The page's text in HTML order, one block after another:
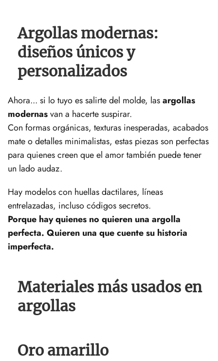
Argollas modernas:
diseños únicos y
personalizados
Ahora... si lo tuyo es salirte del molde, lasargollas
modernasvan a hacerte suspirar.
Con formas orgánicas, texturas inesperadas, acabados
mate o detalles minimalistas, estas piezas son perfectas
para quienes creen que el amor también puede tener
un lado audaz.
Hay modelos con huellas dactilares, líneas
entrelazadas, incluso códigos secretos.
Porque hay quienes no quieren una argolla
perfecta. Quieren una que cuente su historia
imperfecta.
Materiales más usados en
argollas
Oro amarillo